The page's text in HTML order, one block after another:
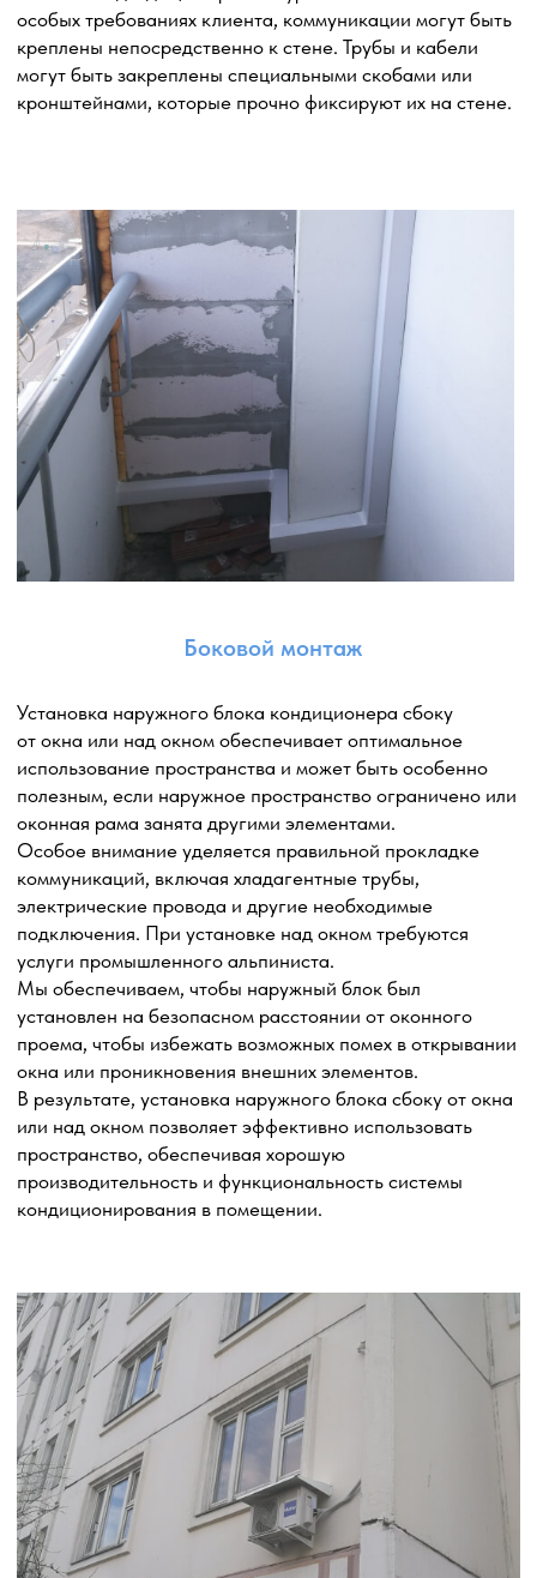
Установка дренажной помпы
Выбор места установки: определяем наиболее
подходящее место для размещения наружного блока
кондиционера, учитывая факторы, такие как
доступность, эстетический вид, безопасность
и эффективность работы системы.
Установка шпилек: закрепляем шпильки на стене,
горизонтальную металлическую или алюминиевую
конструкцию, которая обеспечивает устойчивую
поддержку наружного блока. Траверс закрепляется
на шпильках и регулируется для достижения
правильного положения и наклона наружного блока.
Крепление наружного блока: устанавливаем блок
таким образом, чтобы обеспечить его стабильность,
безопасность и оптимальное направление потока
воздуха.
Установка дренажной помпы требуется для более
эффективного удаления конденсата. Дренажная помпа
предназначена для откачивания накапливающейся
влаги из внутреннего блока кондиционера
Услуги промышленного альпиниста или
автовышки
Услуги промышленного альпиниста и автовышки
необходимы в области высотных работ и монтажа
кондиционеров. Они обеспечивают безопасный
и эффективный доступ к труднодоступным местам,
позволяя выполнять работы на высоте с высоким
уровнем профессионализма.
Промышленный альпинист способен осуществлять
монтаж кондиционера в труднодоступных местах, таких
как фасады зданий или высокие конструкции.
Автовышка обладает гибкостью и маневренностью,
позволяя достичь высоких точек безопасно
и эффективно. Эта техника оснащена специальной
платформой, которая позволяет нашим специалистам
комфортно работать на высоте, осуществляя монтаж
кондиционеров и проведение необходимых работ.